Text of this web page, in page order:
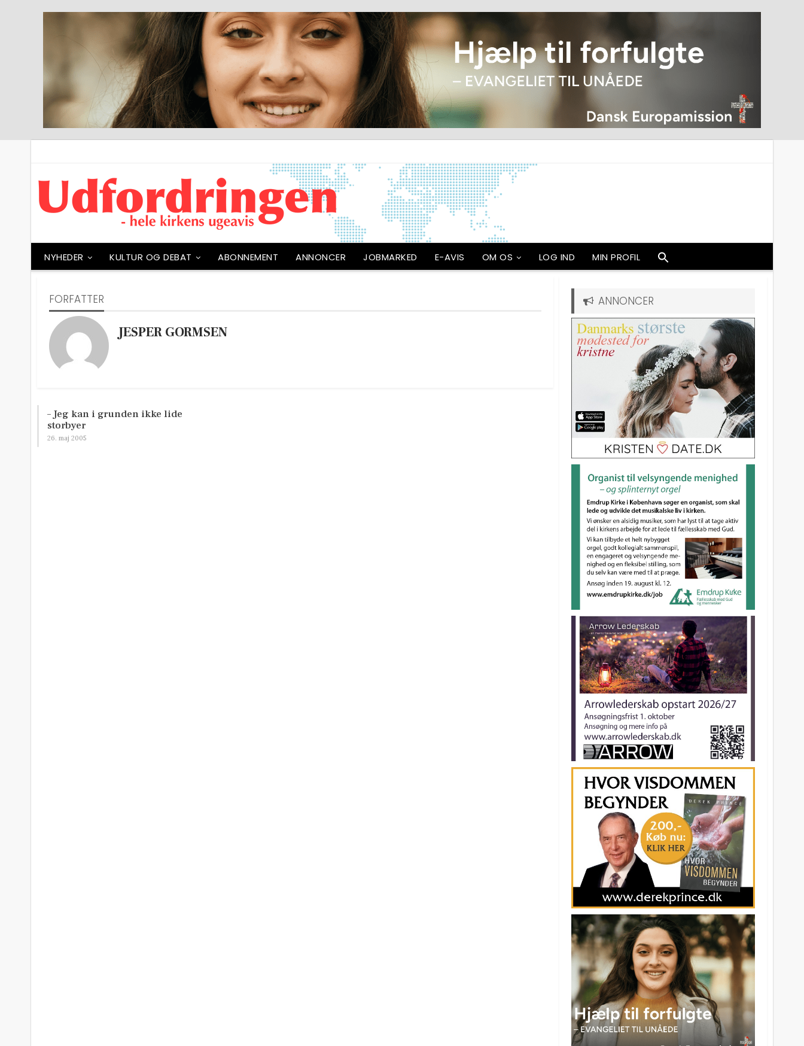
NYHEDER KULTUR OG DEBAT ABONNEMENT ANNONCER JOBMARKED E-AVIS OM OS LOG IND MIN PROFIL
FORFATTER
JESPER GORMSEN
– Jeg kan i grunden ikke lide
storbyer
26. maj 2005
ANNONCER